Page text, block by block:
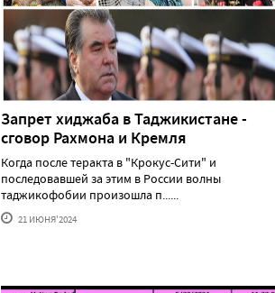
Запрет хиджаба в Таджикистане -
сговор Рахмона и Кремля
Когда после теракта в "Крокус-Сити" и
последовавшей за этим в России волны
таджикофобии произошла п......
21 ИЮНЯ'2024